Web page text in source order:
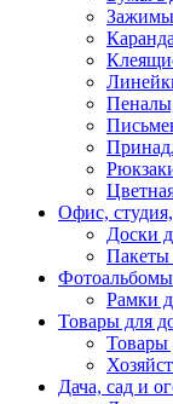
Зажимы
Офис,
Доски
Пакеты
Рамки
Товары для
Товары
Дача, сад и